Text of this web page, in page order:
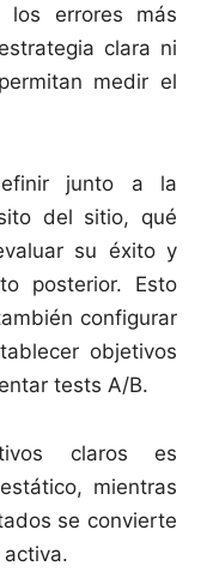
los errores más
clara ni
medir el
junto a la
del sitio, qué
su éxito y
posterior. Esto
configurar
objetivos
tests A/B.
claros es
mientras
se convierte